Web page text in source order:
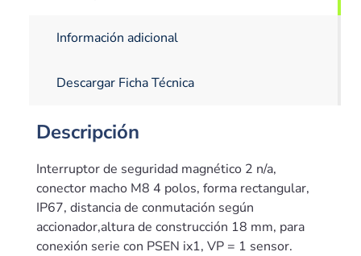
Información adicional
Descargar Ficha Técnica
Descripción
Interruptor de seguridad magnético 2 n/a,
conector macho M8 4 polos, forma rectangular,
IP67, distancia de conmutación según
accionador,altura de construcción 18 mm, para
conexión serie con PSEN ix1, VP = 1 sensor.